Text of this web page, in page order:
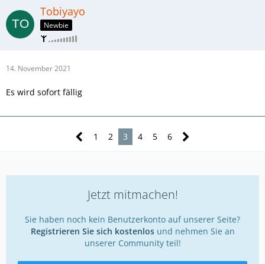
Tobiyayo
Newbie
14. November 2021
Es wird sofort fällig
1 2 3 4 5 6
Jetzt mitmachen!
Sie haben noch kein Benutzerkonto auf unserer Seite?
Registrieren Sie sich kostenlosund nehmen Sie an
unserer Community teil!